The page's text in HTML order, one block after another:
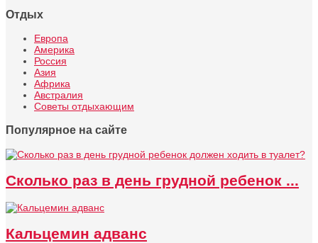
Отдых
Европа
Америка
Россия
Азия
Африка
Австралия
Советы отдыхающим
Популярное на сайте
Сколько раз в день грудной ребенок ...
Кальцемин адванс